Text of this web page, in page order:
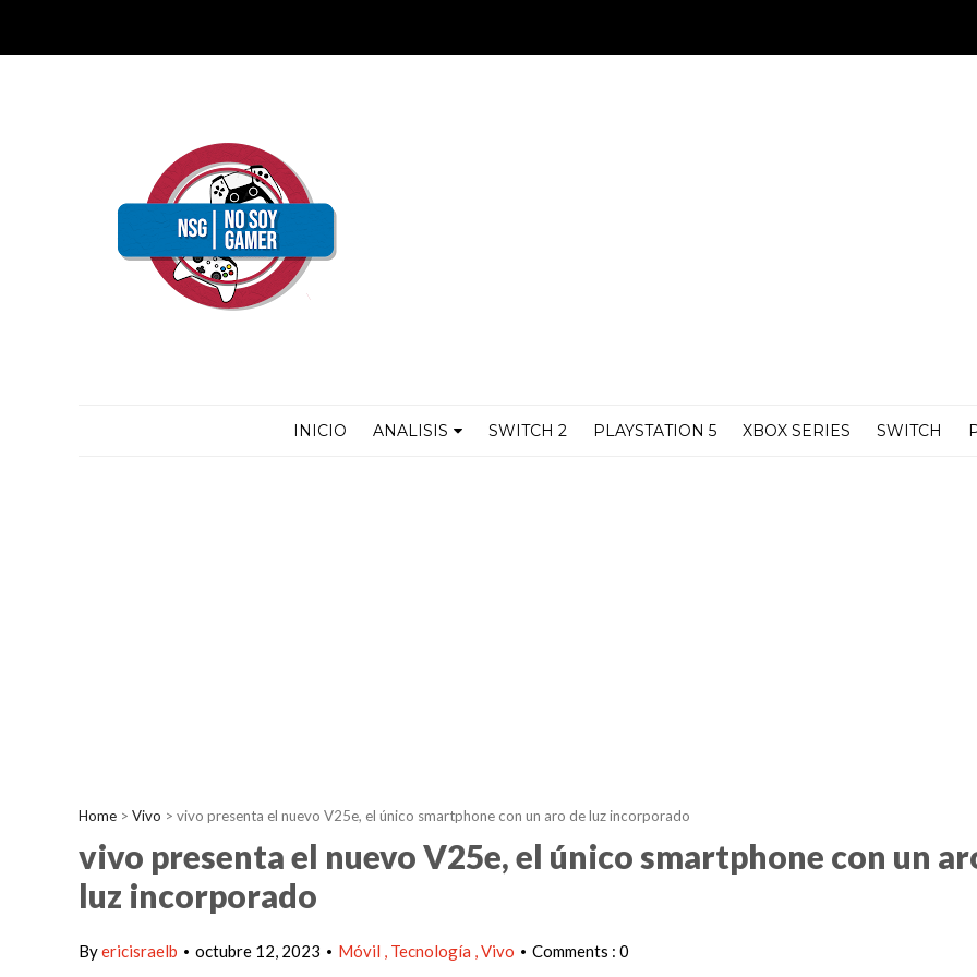
INICIO ANALISIS SWITCH 2 PLAYSTATION 5 XBOX SERIES SWITCH
Home > Vivo > vivo presenta el nuevo V25e, el único smartphone con un aro de luz incorporado
vivo presenta el nuevo V25e, el único smartphone con un
luz incorporado
Byericisraelb • octubre 12, 2023 • Móvil Tecnología Vivo • Comments : 0